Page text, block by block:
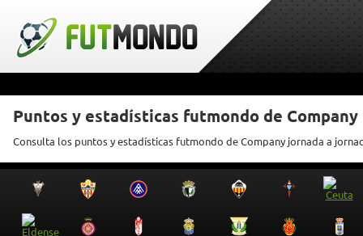
Puntos y estadísticas futmondo de Company
Consulta los puntos y estadísticas futmondo de Company jornada a